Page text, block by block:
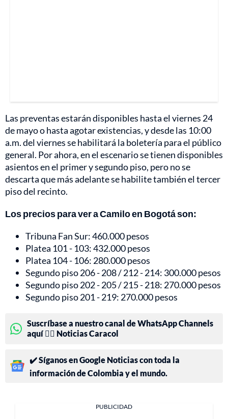
Las preventas estarán disponibles hasta el viernes 24
de mayo o hasta agotar existencias, y desde las 10:00
a.m. del viernes se habilitará la boletería para el público
general. Por ahora, en el escenario se tienen disponibles
asientos en el primer y segundo piso, pero no se
descarta que más adelante se habilite también el tercer
piso del recinto.
Los precios para ver a Camilo en Bogotá son:
Tribuna Fan Sur: 460.000 pesos
Platea 101 - 103: 432.000 pesos
Platea 104 - 106: 280.000 pesos
Segundo piso 206 - 208 / 212 - 214: 300.000 pesos
Segundo piso 202 - 205 / 215 - 218: 270.000 pesos
Segundo piso 201 - 219: 270.000 pesos
Suscríbase a nuestro canal de WhatsApp Channels
aquí 👉🏻 Noticias Caracol
✔️ Síganos en Google Noticias con toda la
información de Colombia y el mundo.
PUBLICIDAD